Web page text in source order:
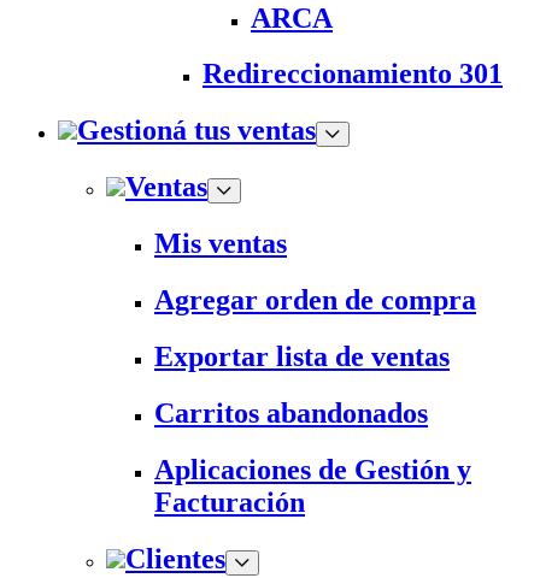
ARCA
Redireccionamiento 301
Gestioná tus ventas
Ventas
Mis ventas
Agregar orden de compra
Exportar lista de ventas
Carritos abandonados
Aplicaciones de Gestión y
Facturación
Clientes